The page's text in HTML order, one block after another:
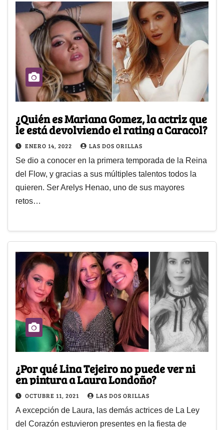
¿Quién es Mariana Gomez, la actriz que
le está devolviendo el rating a Caracol?
ENERO 14, 2022 LAS DOS ORILLAS
Se dio a conocer en la primera temporada de la Reina
del Flow, y gracias a sus múltiples talentos todos la
quieren. Ser Arelys Henao, uno de sus mayores
retos…
¿Por qué Lina Tejeiro no puede ver ni
en pintura a Laura Londoño?
OCTUBRE 11, 2021 LAS DOS ORILLAS
A excepción de Laura, las demás actrices de La Ley
del Corazón estuvieron presentes en la fiesta de